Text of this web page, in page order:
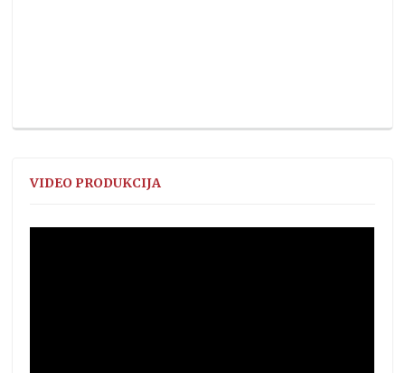
VIDEO PRODUKCIJA